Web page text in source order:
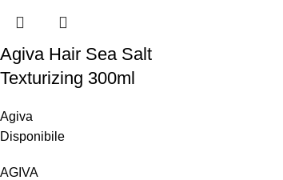
Agiva Hair Sea Salt
Texturizing 300ml
Agiva
Disponibile
AGIVA